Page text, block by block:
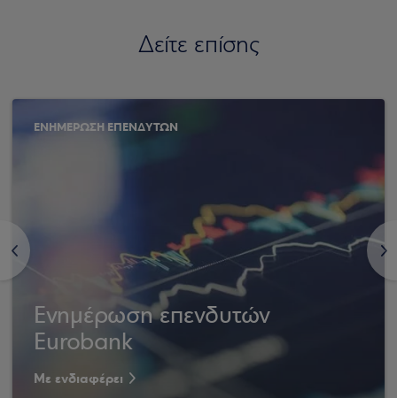
Δείτε επίσης
<
ΕΝΗΜΕΡΩΣΗ ΕΠΕΝΔΥΤΩΝ
Ενημέρωση επενδυτών
Eurobank
Με ενδιαφέρει
>